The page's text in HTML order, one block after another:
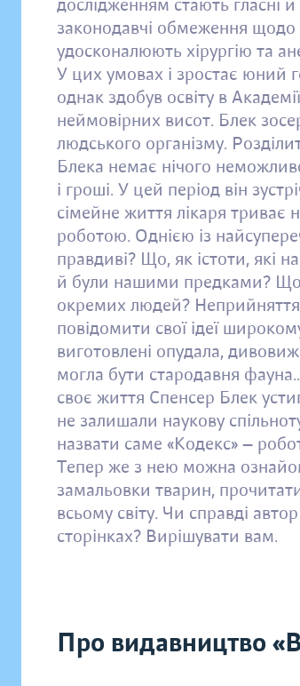
дослідженням стають гласні
законодавчі обмеження
удосконалюють хірургію та
У цих умовах і зростає юний
однак здобув освіту в
неймовірних висот. Блек
людського організму.
Блека немає нічого
і гроші. У цей період він
сімейне життя лікаря триває
роботою. Однією із
правдиві? Що, як істоти, які
й були нашими предками? Що,
окремих людей? Неприйняття
повідомити свої ідеї
виготовлені опудала,
могла бути стародавня
своє життя Спенсер Блек
не залишали наукову
назвати саме «Кодекс» —
Тепер же з нею можна
замальовки тварин,
всьому світу. Чи справді
сторінках? Вирішувати вам.
Про видавництво